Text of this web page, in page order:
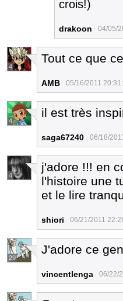
crois!)
drakoon 04/05/
4
Tout ce que
AMB 05/16/2011
4
il est très
saga67240 06/18/
4
j'adore !!! en
l'histoire une
et le lire
shiori 06/21/2011
29
J'adore ce
vincentlenga 06/22/